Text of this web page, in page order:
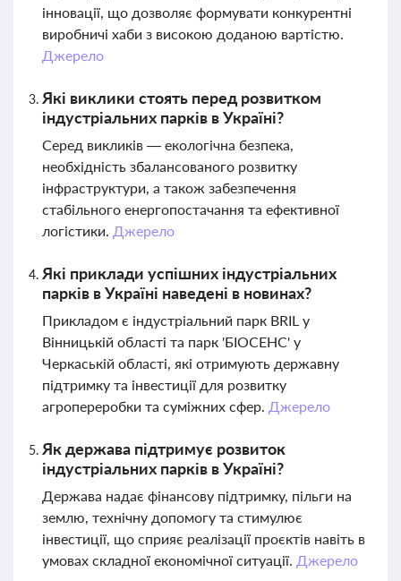
інновації, що дозволяє формувати конкурентні
виробничі хаби з високою доданою вартістю.
Джерело
Які виклики стоять перед розвитком
індустріальних парків в Україні?
Серед викликів — екологічна безпека,
необхідність збалансованого розвитку
інфраструктури, а також забезпечення
стабільного енергопостачання та ефективної
логістики. Джерело
Які приклади успішних індустріальних
парків в Україні наведені в новинах?
Прикладом є індустріальний парк BRIL у
Вінницькій області та парк 'БІОСЕНС' у
Черкаській області, які отримують державну
підтримку та інвестиції для розвитку
агропереробки та суміжних сфер. Джерело
Як держава підтримує розвиток
індустріальних парків в Україні?
Держава надає фінансову підтримку, пільги на
землю, технічну допомогу та стимулює
інвестиції, що сприяє реалізації проєктів навіть в
умовах складної економічної ситуації. Джерело